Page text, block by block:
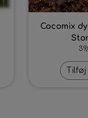
Cocomix